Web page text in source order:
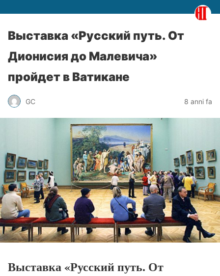
Выставка «Русский путь. От
Дионисия до Малевича»
пройдет в Ватикане
GC 8 anni fa
Выставка «Русский путь. От